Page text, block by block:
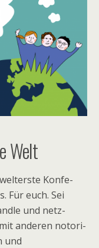
Welt
welterste Kon­fe­
Für euch. Sei
und netz­
ande­ren noto­ri­
und